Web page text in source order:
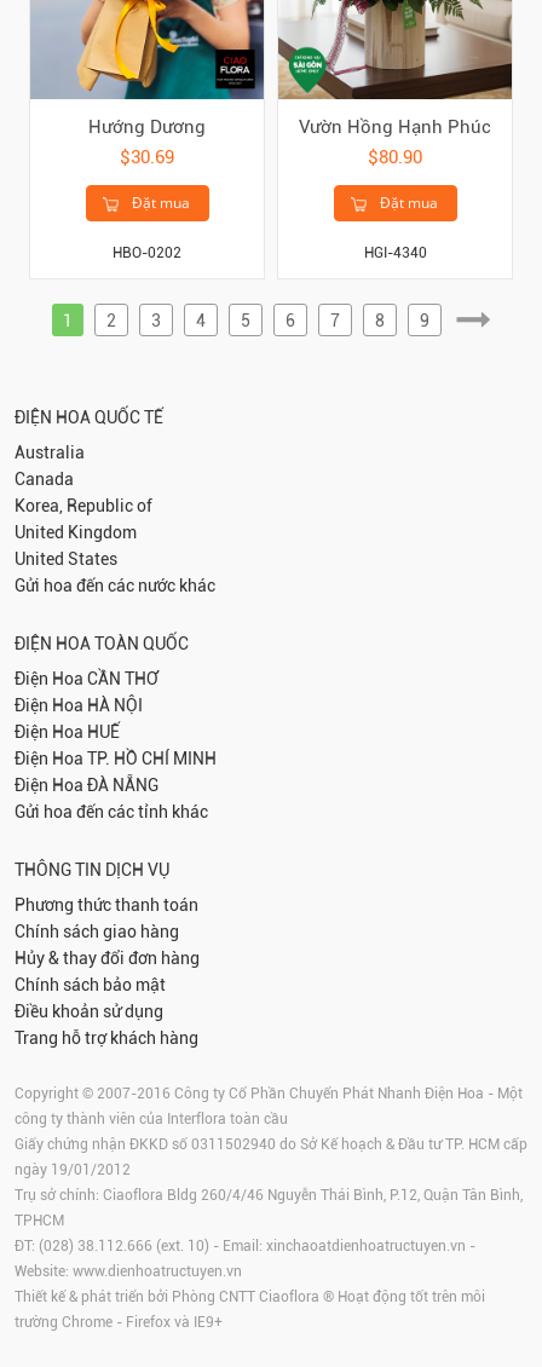
Hướng Dương
$30.69
Đặt mua
HBO-0202
Vườn Hồng Hạnh Phúc
$80.90
Đặt mua
HGI-4340
1 2 3 4 5 6 7 8 9
ĐIỆN HOA QUỐC TẾ
Australia
Canada
Korea, Republic of
United Kingdom
United States
Gửi hoa đến các nước khác
ĐIỆN HOA TOÀN QUỐC
Điện Hoa CẦN THƠ
Điện Hoa HÀ NỘI
Điện Hoa HUẾ
Điện Hoa TP. HỒ CHÍ MINH
Điện Hoa ĐÀ NẴNG
Gửi hoa đến các tỉnh khác
THÔNG TIN DỊCH VỤ
Phương thức thanh toán
Chính sách giao hàng
Hủy & thay đổi đơn hàng
Chính sách bảo mật
Điều khoản sử dụng
Trang hỗ trợ khách hàng
Copyright © 2007-2016 Công ty Cổ Phần Chuyển Phát Nhanh Điện Hoa - Một
công ty thành viên của Interflora toàn cầu
Giấy chứng nhận ĐKKD số 0311502940 do Sở Kế hoạch & Đầu tư TP. HCM cấp
ngày 19/01/2012
Trụ sở chính: Ciaoflora Bldg 260/4/46 Nguyễn Thái Bình, P.12, Quận Tân Bình,
TPHCM
ĐT: (028) 38.112.666 (ext. 10) - Email: xinchaoatdienhoatructuyen.vn -
Website: www.dienhoatructuyen.vn
Thiết kế & phát triển bởi Phòng CNTT Ciaoflora ® Hoạt động tốt trên môi
trường Chrome - Firefox và IE9+